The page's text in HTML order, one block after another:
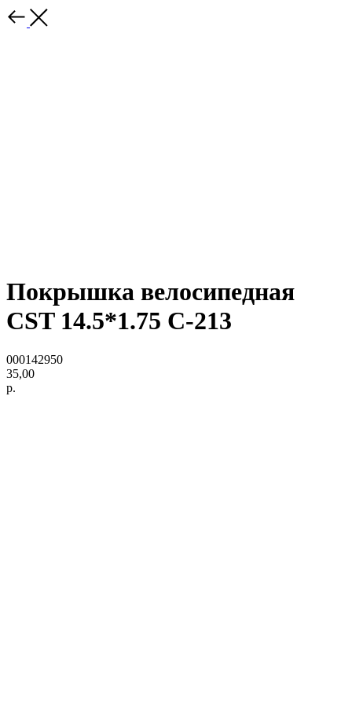
Покрышка велосипедная
CST 14.5*1.75 С-213
000142950
35,00
р.